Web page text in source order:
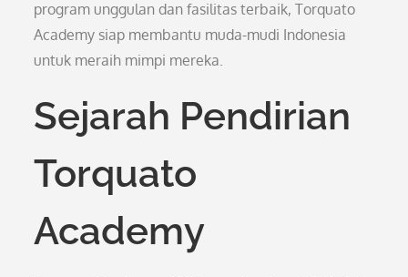
program unggulan dan fasilitas terbaik, Torquato
Academy siap membantu muda-mudi Indonesia
untuk meraih mimpi mereka.
Sejarah Pendirian
Torquato
Academy